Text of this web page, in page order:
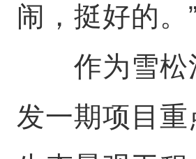
闹，挺好的。”
作为雪松
发一期项目重